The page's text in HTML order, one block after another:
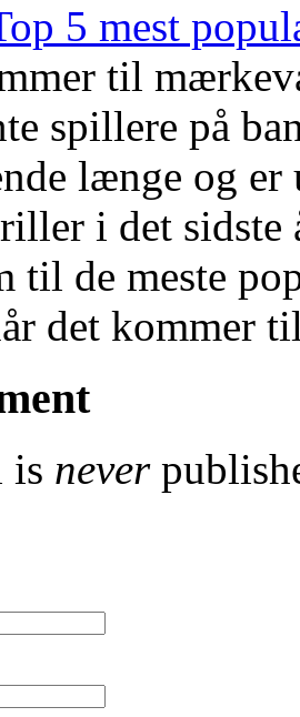
5 mest
til
spillere på
længe og er
i det
til de meste
det kommer
is never